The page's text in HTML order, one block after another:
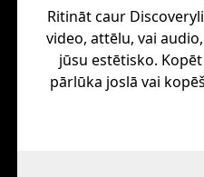
Ritināt caur
video, attēlu, vai
jūsu estētisko. Kopēt
pārlūka joslā vai